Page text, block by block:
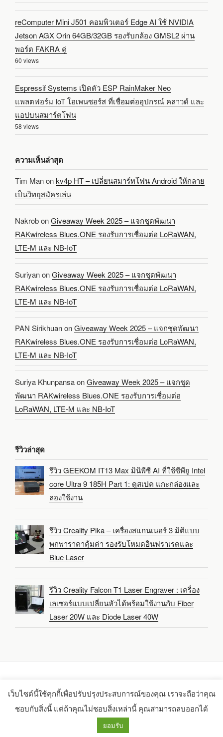
reComputer Mini J501 คอมพิวเตอร์ Edge AI ใช้ NVIDIA
Jetson AGX Orin 64GB/32GB รองรับกล้อง GMSL2 ผ่าน
พอร์ต FAKRA คู่
60 views
Espressif Systems เปิดตัว ESP RainMaker Neo
แพลตฟอร์ม IoT โอเพนซอร์ส ที่เชื่อมต่ออุปกรณ์ คลาวด์ และ
แอปบนสมาร์ตโฟน
58 views
ความเห็นล่าสุด
Tim Manonkv4p HT – เปลี่ยนสมาร์ทโฟน Android ให้กลาย
เป็นวิทยุสมัครเล่น
NakrobonGiveaway Week 2025 – แจกชุดพัฒนา
RAKwireless Blues.ONE รองรับการเชื่อมต่อ LoRaWAN,
LTE-M และ NB-IoT
SuriyanonGiveaway Week 2025 – แจกชุดพัฒนา
RAKwireless Blues.ONE รองรับการเชื่อมต่อ LoRaWAN,
LTE-M และ NB-IoT
PAN SirikhuanonGiveaway Week 2025 – แจกชุดพัฒนา
RAKwireless Blues.ONE รองรับการเชื่อมต่อ LoRaWAN,
LTE-M และ NB-IoT
Suriya KhunpansaonGiveaway Week 2025 – แจกชุด
พัฒนา RAKwireless Blues.ONE รองรับการเชื่อมต่อ
LoRaWAN, LTE-M และ NB-IoT
รีวิวล่าสุด
รีวิว GEEKOM IT13 Max มินิพีซี AI ที่ใช้ซีพียู Intel
core Ultra 9 185H Part 1: ดูสเปค แกะกล่องและ
ลองใช้งาน
รีวิว Creality Pika – เครื่องสแกนเนอร์ 3 มิติแบบ
พกพาราคาคุ้มค่า รองรับโหมดอินฟราเรดและ
Blue Laser
รีวิว Creality Falcon T1 Laser Engraver : เครื่อง
เลเซอร์แบบเปลี่ยนหัวได้พร้อมใช้งานกับ Fiber
Laser 20W และ Diode Laser 40W
Copyright 2021-2025 -CNX Software Limited
เว็บไซต์นี้ใช้คุกกี้เพื่อปรับปรุงประสบการณ์ของคุณ เราจะถือว่าคุณ
ชอบกับสิ่งนี้ แต่ถ้าคุณไม่ชอบสิ่งเหล่านี้ คุณสามารถลบออกได้
ยอมรับ